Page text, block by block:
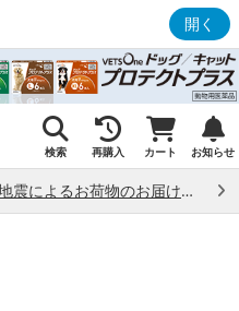
開く
検索 再購入 カート お知らせ
熊本県熊本地方で発生した地震によるお荷物のお届け状況について （7/28）